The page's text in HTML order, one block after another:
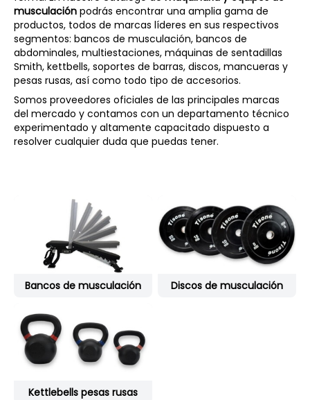
musculación podrás encontrar una amplia gama de
productos, todos de marcas líderes en sus respectivos
segmentos: bancos de musculación, bancos de
abdominales, multiestaciones, máquinas de sentadillas
Smith, kettbells, soportes de barras, discos, mancueras y
pesas rusas, así como todo tipo de accesorios.
Somos proveedores oficiales de las principales marcas
del mercado y contamos con un departamento técnico
experimentado y altamente capacitado dispuesto a
resolver cualquier duda que puedas tener.
Bancos de musculación Discos de musculación
Kettlebells pesas rusas